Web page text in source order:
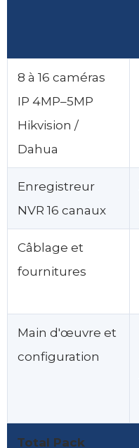
8 à 16 caméras
IP 4MP–5MP
Hikvision /
Dahua
Enregistreur
NVR 16 canaux
Câblage et
fournitures
Main d'œuvre et
configuration
Total Pack